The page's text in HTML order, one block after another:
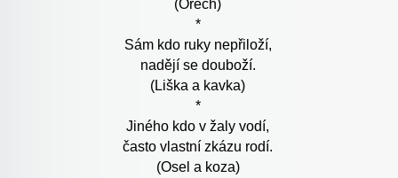
(Ořech)
*
Sám kdo ruky nepřiloží,
nadějí se douboží.
(Liška a kavka)
*
Jiného kdo v žaly vodí,
často vlastní zkázu rodí.
(Osel a koza)